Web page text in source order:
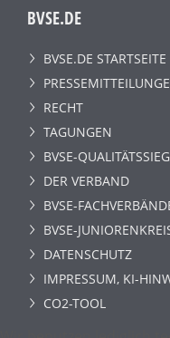
BVSE.DE
BVSE.DE STARTSEITE
RECHT
TAGUNGEN
BVSE-
DER VERBAND
BVSE-
BVSE-
DATENSCHUTZ
IMPRESSUM, KI-
CO2-TOOL